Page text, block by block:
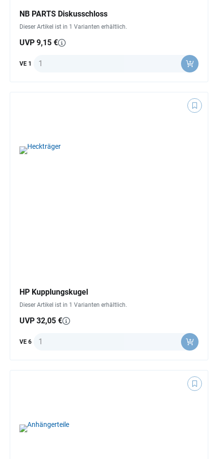
NB PARTS Diskusschloss
Dieser Artikel ist in 1 Varianten erhältlich.
UVP 9,15 €
VE 1 Anzahl
HP Kupplungskugel
Dieser Artikel ist in 1 Varianten erhältlich.
UVP 32,05 €
VE 6 Anzahl